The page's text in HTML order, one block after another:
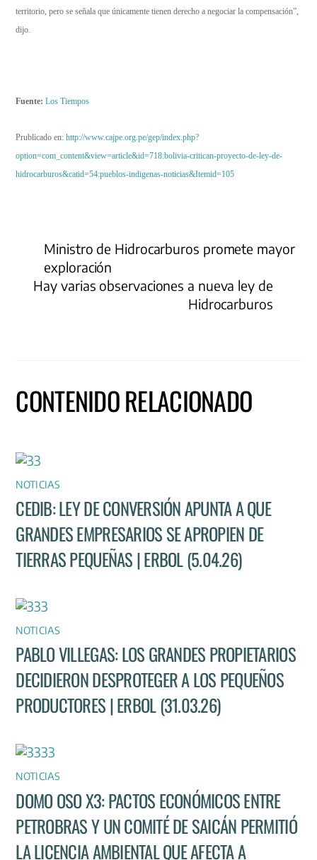
territorio, pero se señala que únicamente tienen derecho a negociar la compensación”,
dijo.
Fuente: Los Tiempos
Prublicado en:http://www.cajpe.org.pe/gep/index.php?
option=com_content&view=article&id=718:bolivia-critican-proyecto-de-ley-de-
hidrocarburos&catid=54:pueblos-indigenas-noticias&Itemid=105
Ministro de Hidrocarburos promete mayor
exploración
Hay varias observaciones a nueva ley de
Hidrocarburos
CONTENIDO RELACIONADO
NOTICIAS
CEDIB: LEY DE CONVERSIÓN APUNTA A QUE
GRANDES EMPRESARIOS SE APROPIEN DE
TIERRAS PEQUEÑAS | ERBOL (5.04.26)
NOTICIAS
PABLO VILLEGAS: LOS GRANDES PROPIETARIOS
DECIDIERON DESPROTEGER A LOS PEQUEÑOS
PRODUCTORES | ERBOL (31.03.26)
NOTICIAS
DOMO OSO X3: PACTOS ECONÓMICOS ENTRE
PETROBRAS Y UN COMITÉ DE SAICÁN PERMITIÓ
LA LICENCIA AMBIENTAL QUE AFECTA A